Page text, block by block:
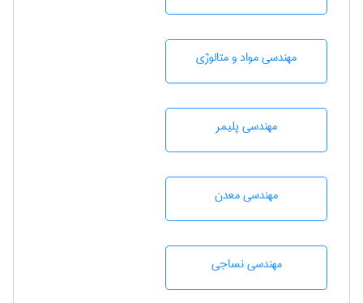
مهندسی مواد و متالوژی
مهندسی پليمر
مهندسی معدن
مهندسي نساجی